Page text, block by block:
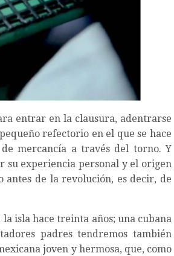
entrar en la clausura, adentrarse
refectorio en el que se hace
mercancía a través del torno. Y
su experiencia personal y el origen
antes de la revolución, es decir, de
isla hace treinta años; una cubana
padres tendremos también
joven y hermosa, que, como